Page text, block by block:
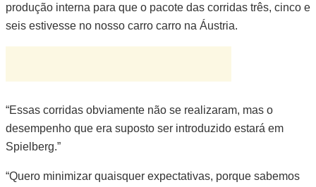
produção interna para que o pacote das corridas três, cinco e
seis estivesse no nosso carro carro na Áustria.
“Essas corridas obviamente não se realizaram, mas o
desempenho que era suposto ser introduzido estará em
Spielberg.”
“Quero minimizar quaisquer expectativas, porque sabemos